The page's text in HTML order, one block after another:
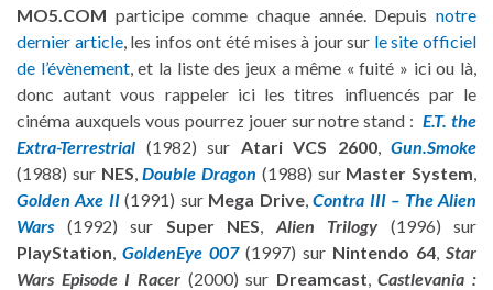
MO5.COM participe comme chaque année. Depuis notre
dernier article, les infos ont été mises à jour sur le site officiel
de l’évènement, et la liste des jeux a même « fuité » ici ou là,
donc autant vous rappeler ici les titres influencés par le
cinéma auxquels vous pourrez jouer sur notre stand :E.T. the
Extra-Terrestrial (1982) sur Atari VCS 2600, Gun.Smoke
(1988) sur NES,Double Dragon (1988) sur Master System,
Golden Axe II(1991) sur Mega Drive,Contra III – The Alien
Wars (1992) sur Super NES, Alien Trilogy(1996) sur
PlayStation, GoldenEye 007(1997) sur Nintendo 64, Star
Wars Episode I Racer(2000) sur Dreamcast,Castlevania :